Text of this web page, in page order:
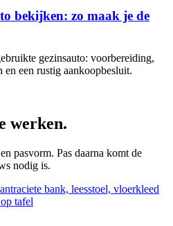
bekijken: zo maak je de
gezinsauto: voorbereiding,
een rustig aankoopbesluit.
werken.
pasvorm. Pas daarna komt de
nodig is.